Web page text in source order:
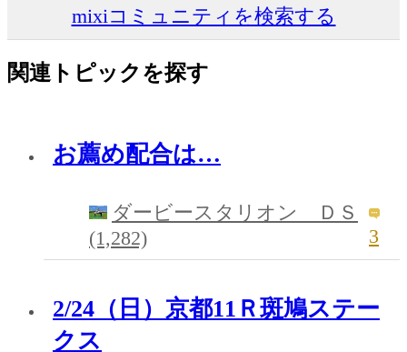
mixiコミュニティを検索する
関連トピックを探す
お薦め配合は…
ダービースタリオン ＤＳ
(1,282)
3
2/24（日）京都11Ｒ斑鳩ステー
クス